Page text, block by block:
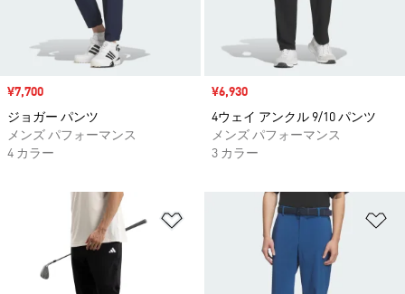
セール価格
¥7,700
ジョガー パンツ
メンズ パフォーマンス
4 カラー
セール価格
¥6,930
4ウェイ アンクル 9/10 パンツ
メンズ パフォーマンス
3 カラー
ほしいものリストに追加